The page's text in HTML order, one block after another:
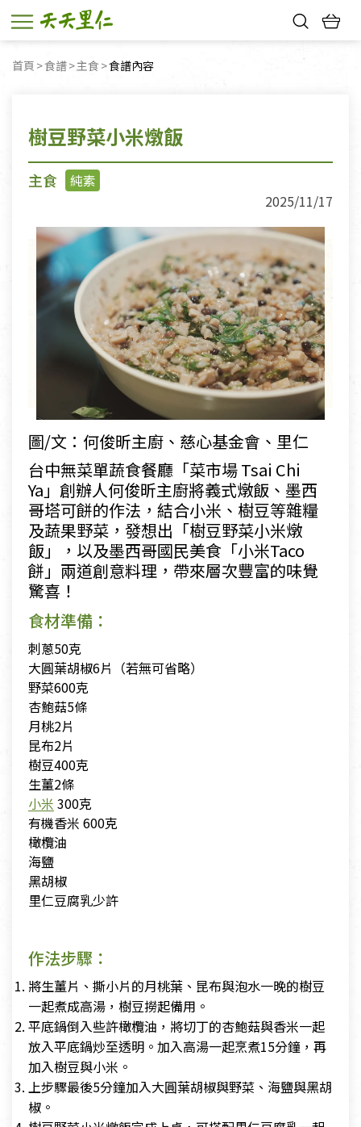
首頁 食譜 主食 目前頁面：
食譜內容
樹豆野菜小米燉飯
主食
純素
2025/11/17
圖/文：何俊昕主廚、慈心基金會、里仁
台中無菜單蔬食餐廳「菜市場 Tsai Chi
Ya」創辦人何俊昕主廚將義式燉飯、墨西
哥塔可餅的作法，結合小米、樹豆等雜糧
及蔬果野菜，發想出「樹豆野菜小米燉
飯」，以及墨西哥國民美食「小米Taco
餅 」兩道創意料理，帶來層次豐富的味覺
驚喜！
食材準備：
刺蔥50克
大圓葉胡椒6片（若無可省略）
野菜600克
杏鮑菇5條
月桃2片
昆布2片
樹豆400克
生薑2條
小米 300克
有機香米 600克
橄欖油
海鹽
黑胡椒
里仁豆腐乳少許
作法步驟：
將生薑片、撕小片的月桃葉、昆布與泡水一晚的樹豆
一起煮成高湯，樹豆撈起備用。
平底鍋倒入些許橄欖油，將切丁的杏鮑菇與香米一起
放入平底鍋炒至透明。加入高湯一起烹煮15分鐘，再
加入樹豆與小米。
上步驟最後5分鐘加入大圓葉胡椒與野菜、海鹽與黑胡
椒。